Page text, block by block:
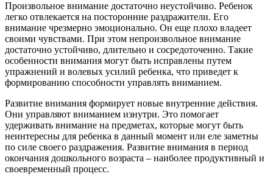
Произвольное внимание достаточно неустойчиво. Ребенок
легко отвлекается на посторонние раздражители. Его
внимание чрезмерно эмоционально. Он еще плохо владеет
своими чувствами. При этом непроизвольное внимание
достаточно устойчиво, длительно и сосредоточенно. Такие
особенности внимания могут быть исправлены путем
упражнений и волевых усилий ребенка, что приведет к
формированию способности управлять вниманием.
Развитие внимания формирует новые внутренние действия.
Они управляют вниманием изнутри. Это помогает
удерживать внимание на предметах, которые могут быть
неинтересны для ребенка в данный момент или еле заметны
по силе своего раздражения. Развитие внимания в период
окончания дошкольного возраста – наиболее продуктивный и
своевременный процесс.